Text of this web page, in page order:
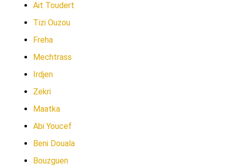
Ait Toudert
Tizi Ouzou
Freha
Mechtrass
Irdjen
Zekri
Maatka
Abi Youcef
Beni Douala
Bouzguen